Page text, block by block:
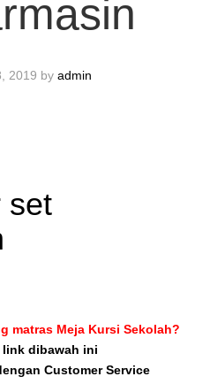
2019 by admin
set
matras Meja Kursi Sekolah?
dibawah ini
Customer Service